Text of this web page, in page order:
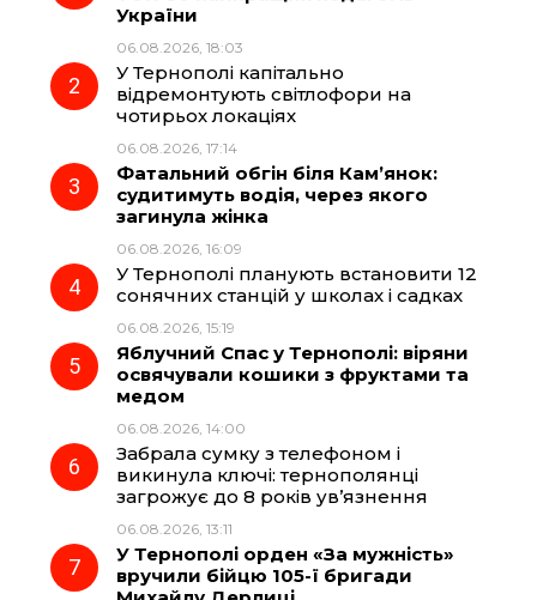
o
k
r
a
m
A
України
06.08.2026, 18:03
У Тернополі капітально
відремонтують світлофори на
чотирьох локаціях
06.08.2026, 17:14
Фатальний обгін біля Кам’янок:
судитимуть водія, через якого
загинула жінка
06.08.2026, 16:09
У Тернополі планують встановити 12
сонячних станцій у школах і садках
06.08.2026, 15:19
Яблучний Спас у Тернополі: віряни
освячували кошики з фруктами та
медом
06.08.2026, 14:00
Забрала сумку з телефоном і
викинула ключі: тернополянці
загрожує до 8 років ув’язнення
06.08.2026, 13:11
У Тернополі орден «За мужність»
вручили бійцю 105-ї бригади